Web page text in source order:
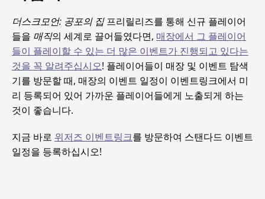
더스크모언: 공포의 집프리릴리즈를 통해 신규 플레이어
들을 매직의 세계로 끌어들였다면, 매장에서 그 플레이어
들이 플레이할 수 있는 더 많은 이벤트가 진행되고 있다는
것을 꼭 알려주십시오! 플레이어들이 매장 및 이벤트 탐색
기를 방문할 때, 매장의 이벤트 일정이 이벤트링크에서 미
리 등록되어 있어 가까운 플레이어들에게 노출되게 하는
것이 좋습니다.
지금 바로 위저즈 이벤트링크를 방문하여 스탠다드 이벤트
일정을 등록하십시오!